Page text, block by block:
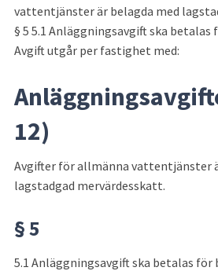
vattentjänster är belagda med
§ 5 5.1 Anläggningsavgift ska
Avgift utgår per fastighet med:
12)
Avgifter för allmänna vattentjänster
lagstadgad mervärdesskatt.
§ 5
5.1 Anläggningsavgift ska betalas